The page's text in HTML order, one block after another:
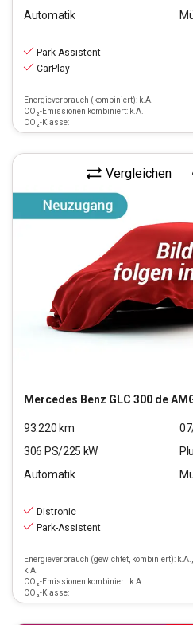
Automatik
Park-Assistent
CarPlay
Energieverbrauch (kombiniert): k.A.
CO₂-Emissionen kombiniert: k.A.
CO₂-Klasse:
Mercedes Benz GLC 300 de AMG Line
Vergleichen
93.220 km
306 PS/225 kW
Automatik
Distronic
Park-Assistent
Energieverbrauch (gewichtet, kombiniert): k.A.,
k.A.
CO₂-Emissionen kombiniert: k.A.
CO₂-Klasse: